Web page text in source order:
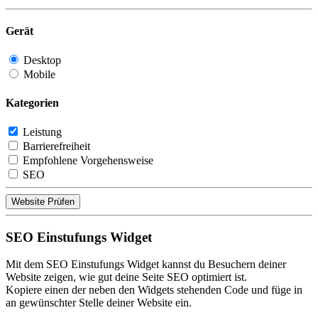
Gerät
Desktop
Mobile
Kategorien
Leistung
Barrierefreiheit
Empfohlene Vorgehensweise
SEO
Website Prüfen
SEO Einstufungs Widget
Mit dem SEO Einstufungs Widget kannst du Besuchern deiner
Website zeigen, wie gut deine Seite SEO optimiert ist.
Kopiere einen der neben den Widgets stehenden Code und füge in
an gewünschter Stelle deiner Website ein.